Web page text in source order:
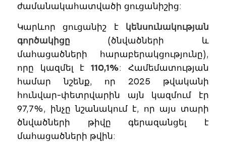
ժամանակահատվածի ցուցանիշից:
Կարևոր ցուցանիշ է կենսունակության
գործակիցը (ծնվածների և
մահացածների հարաբերակցությունը),
որը կազմել է110,1%: Համեմատության
համար նշենք, որ 2025 թվականի
հունվար-փետրվարին այն կազմում էր
97,7%, ինչը նշանակում է, որ այս տարի
ծնվածների թիվը գերազանցել է
մահացածների թվին: